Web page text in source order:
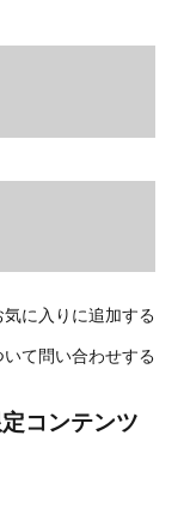
気に入りに追加する
て問い合わせする
コンテンツ